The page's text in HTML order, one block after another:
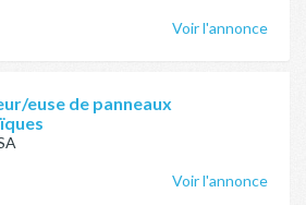
Voir l'annonce
euse de panneaux
Voir l'annonce